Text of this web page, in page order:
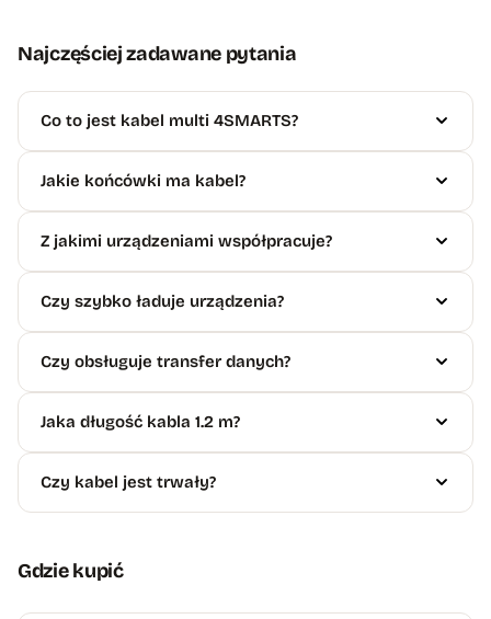
Najczęściej zadawane pytania
Co to jest kabel multi 4SMARTS?
Jakie końcówki ma kabel?
Z jakimi urządzeniami współpracuje?
Czy szybko ładuje urządzenia?
Czy obsługuje transfer danych?
Jaka długość kabla 1.2 m?
Czy kabel jest trwały?
Gdzie kupić